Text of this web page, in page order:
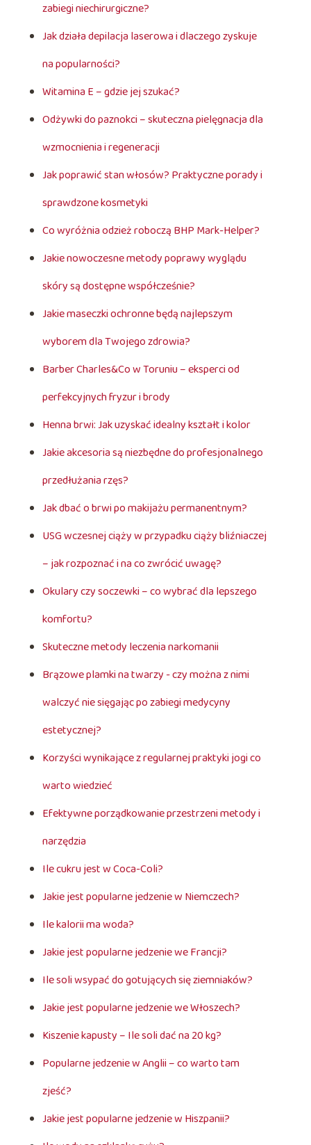
zabiegi niechirurgiczne?
Jak działa depilacja laserowa i dlaczego zyskuje
na popularności?
Witamina E – gdzie jej szukać?
Odżywki do paznokci – skuteczna pielęgnacja dla
wzmocnienia i regeneracji
Jak poprawić stan włosów? Praktyczne porady i
sprawdzone kosmetyki
Co wyróżnia odzież roboczą BHP Mark-Helper?
Jakie nowoczesne metody poprawy wyglądu
skóry są dostępne współcześnie?
Jakie maseczki ochronne będą najlepszym
wyborem dla Twojego zdrowia?
Barber Charles&Co w Toruniu – eksperci od
perfekcyjnych fryzur i brody
Henna brwi: Jak uzyskać idealny kształt i kolor
Jakie akcesoria są niezbędne do profesjonalnego
przedłużania rzęs?
Jak dbać o brwi po makijażu permanentnym?
USG wczesnej ciąży w przypadku ciąży bliźniaczej
– jak rozpoznać i na co zwrócić uwagę?
Okulary czy soczewki – co wybrać dla lepszego
komfortu?
Skuteczne metody leczenia narkomanii
Brązowe plamki na twarzy - czy można z nimi
walczyć nie sięgając po zabiegi medycyny
estetycznej?
Korzyści wynikające z regularnej praktyki jogi co
warto wiedzieć
Efektywne porządkowanie przestrzeni metody i
narzędzia
Ile cukru jest w Coca-Coli?
Jakie jest popularne jedzenie w Niemczech?
Ile kalorii ma woda?
Jakie jest popularne jedzenie we Francji?
Ile soli wsypać do gotujących się ziemniaków?
Jakie jest popularne jedzenie we Włoszech?
Kiszenie kapusty – Ile soli dać na 20 kg?
Popularne jedzenie w Anglii – co warto tam
zjeść?
Jakie jest popularne jedzenie w Hiszpanii?